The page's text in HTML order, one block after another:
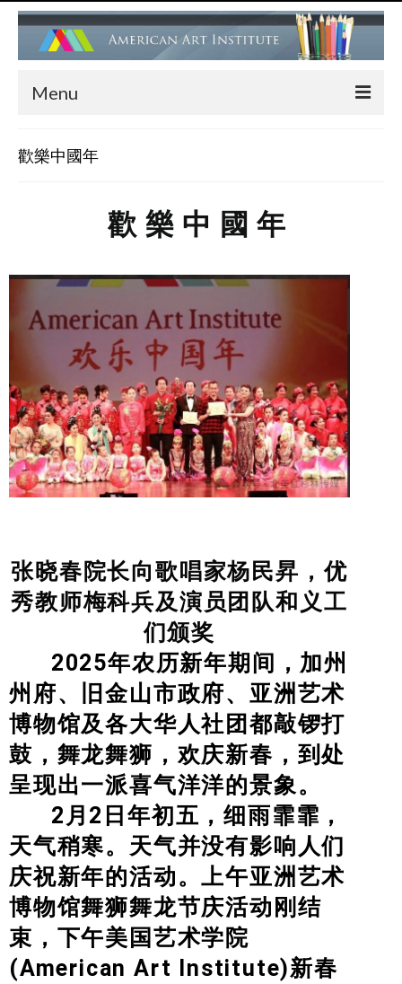
Menu
Children’s Art Center (Drawing, Painting….)
Children’s Ballet Classes
Adult Ballet & Modern Dance Classes
Dance Performance
Drama & Acting
Summer Camp
[北美红杉林] 美国艺术学院2026新春大汇演
民族舞炫目受观众青睐
美国艺术学院马年新春大汇演在旧金山举行
美國藝術學院2025新春大匯演圓滿成功
國際新概念電影節台前幕後
歡樂中國年
American Art Institute 2025 New Year Gala
AAI On Official Egyptian Newspaper
Ding Ding 电视台报道
侨报报道
Special Events
2026 AAISFUS Spring Gala
歡樂中國年
歡樂中國年
张晓春院长向歌唱家杨民昇，优
秀教师梅科兵及演员团队和义工
们颁奖
2025年农历新年期间，加州
州府、旧金山市政府、亚洲艺术
博物馆及各大华人社团都敲锣打
鼓，舞龙舞狮，欢庆新春，到处
呈现出一派喜气洋洋的景象。
2月2日年初五，细雨霏霏，
天气稍寒。天气并没有影响人们
庆祝新年的活动。上午亚洲艺术
博物馆舞狮舞龙节庆活动刚结
束，下午美国艺术学院
(American Art Institute)新春